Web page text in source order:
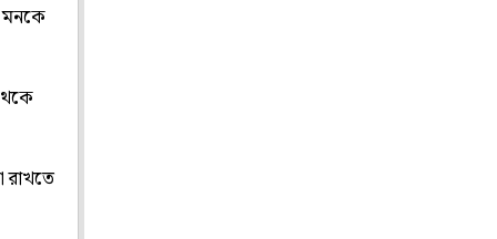
মনকে
রাখতে